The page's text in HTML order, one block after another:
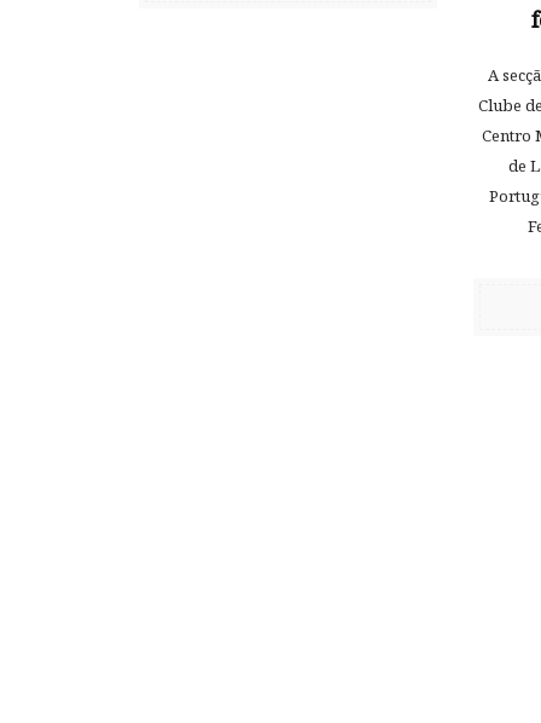
A
Clube
Centro
de